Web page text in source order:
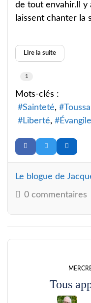
de tout envahir.Il y
laissent chanter la
Lire la suite
1
Mots-clés :
Sainteté
Liberté
Évangile
Le blogue de
0 commentaires
Tous